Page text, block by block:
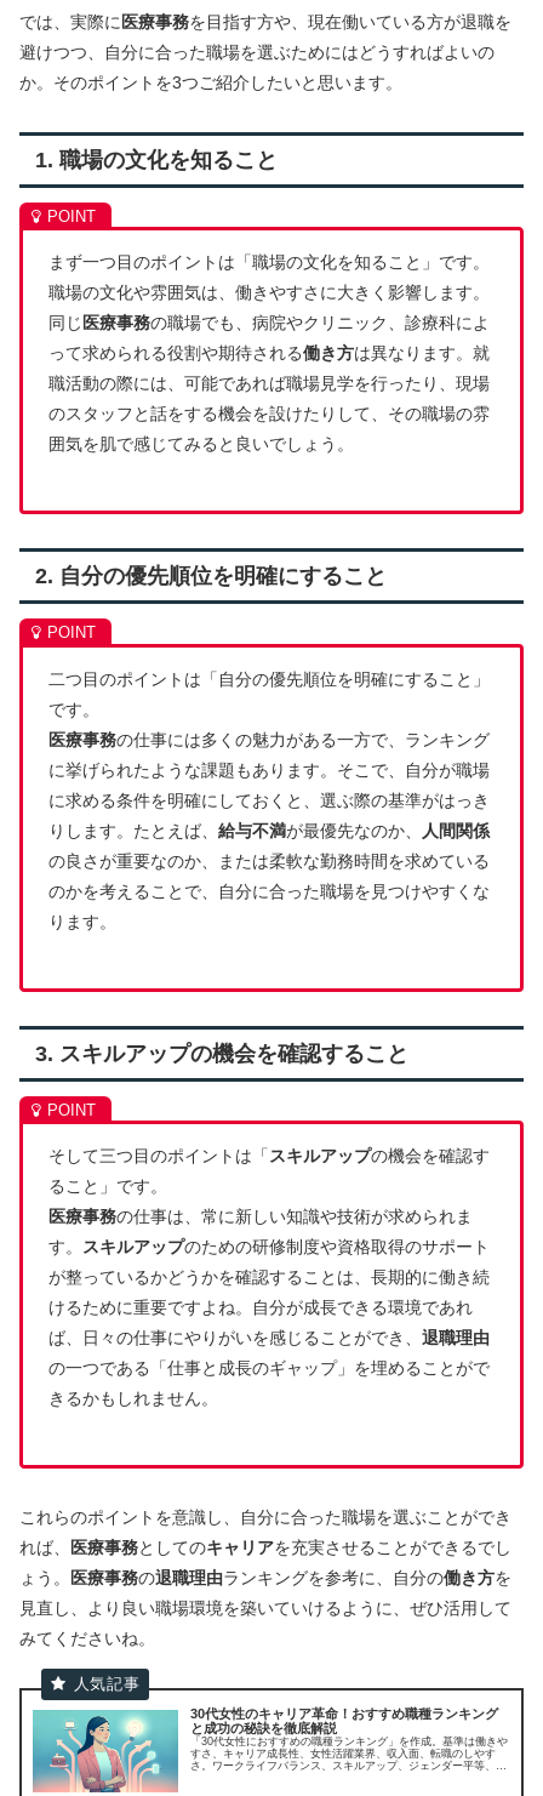
では、実際に 医療事務を目指す方や、現在働いている方が退職を
避けつつ、自分に合った職場を選ぶためにはどうすればよいの
か。そのポイントを3つご紹介したいと思います。
1. 職場の文化を知ること
まず一つ目のポイントは「職場の文化を知ること」です。
職場の文化や雰囲気は、働きやすさに大きく影響します。
同じ 医療事務の職場でも、病院やクリニック、診療科によ
って求められる役割や期待される働き方は異なります。就
職活動の際には、可能であれば職場見学を行ったり、現場
のスタッフと話をする機会を設けたりして、その職場の雰
囲気を肌で感じてみると良いでしょう。
2. 自分の優先順位を明確にすること
二つ目のポイントは「自分の優先順位を明確にすること」
です。
医療事務の仕事には多くの魅力がある一方で、ランキング
に挙げられたような課題もあります。そこで、自分が職場
に求める条件を明確にしておくと、選ぶ際の基準がはっき
りします。たとえば、 給与不満が最優先なのか、
人間関係
の良さが重要なのか、または柔軟な勤務時間を求めている
のかを考えることで、自分に合った職場を見つけやすくな
ります。
3. スキルアップの機会を確認すること
そして三つ目のポイントは「スキルアップの機会を確認す
ること」です。
医療事務の仕事は、常に新しい知識や技術が求められま
す。 スキルアップのための研修制度や資格取得のサポート
が整っているかどうかを確認することは、長期的に働き続
けるために重要ですよね。自分が成長できる環境であれ
ば、日々の仕事にやりがいを感じることができ、 退職理由
の一つである「仕事と成長のギャップ」を埋めることがで
きるかもしれません。
これらのポイントを意識し、自分に合った職場を選ぶことができ
れば、
医療事務としてのキャリアを充実させることができるでし
ょう。
医療事務の退職理由ランキングを参考に、自分の働き方を
見直し、より良い職場環境を築いていけるように、ぜひ活用して
みてくださいね。
30代女性のキャリア革命！おすすめ職種ランキング
と成功の秘訣を徹底解説
「30代女性におすすめの職種ランキング」を作成。基準は働きや
すさ、キャリア成長性、女性活躍業界、収入面、転職のしやす
さ。ワークライフバランス、スキルアップ、ジェンダー平等、経